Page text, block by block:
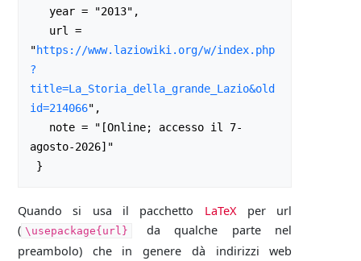
"https://www.laziowiki.org/w/index.php
?
title=La_Storia_della_grande_Lazio&old
id=214066",
agosto-2026]"
Quando si usa il pacchetto LaTeXper url
( \usepackage{url}
da qualche parte nel
preambolo) che in genere dà indirizzi web